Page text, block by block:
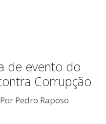
de evento do
Corrupção
Por Pedro Raposo